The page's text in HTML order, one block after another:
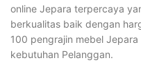
online Jepara terpercaya
berkualitas baik dengan
100 pengrajin mebel
kebutuhan Pelanggan.